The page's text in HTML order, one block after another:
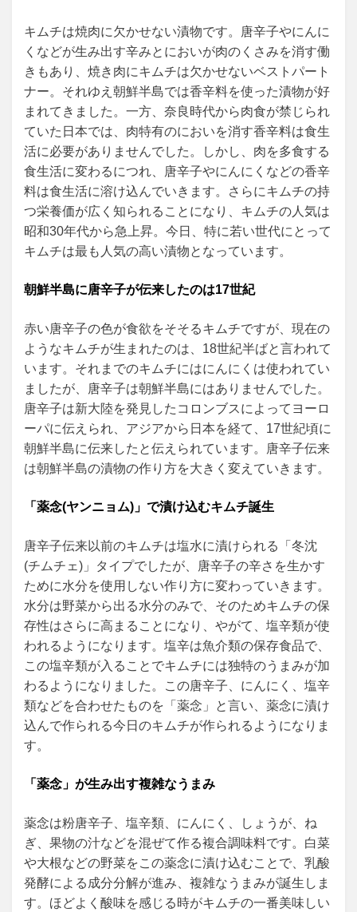
キムチは焼肉に欠かせない漬物です。唐辛子やにんに
くなどが生み出す辛みとにおいが肉のくさみを消す働
きもあり、焼き肉にキムチは欠かせないベストパート
ナー。それゆえ朝鮮半島では香辛料を使った漬物が好
まれてきました。一方、奈良時代から肉食が禁じられ
ていた日本では、肉特有のにおいを消す香辛料は食生
活に必要がありませんでした。しかし、肉を多食する
食生活に変わるにつれ、唐辛子やにんにくなどの香辛
料は食生活に溶け込んでいきます。さらにキムチの持
つ栄養価が広く知られることになり、キムチの人気は
昭和30年代から急上昇。今日、特に若い世代にとって
キムチは最も人気の高い漬物となっています。
朝鮮半島に唐辛子が伝来したのは17世紀
赤い唐辛子の色が食欲をそそるキムチですが、現在の
ようなキムチが生まれたのは、18世紀半ばと言われて
います。それまでのキムチにはにんにくは使われてい
ましたが、唐辛子は朝鮮半島にはありませんでした。
唐辛子は新大陸を発見したコロンブスによってヨーロ
ーパに伝えられ、アジアから日本を経て、17世紀頃に
朝鮮半島に伝来したと伝えられています。唐辛子伝来
は朝鮮半島の漬物の作り方を大きく変えていきます。
「薬念(ヤンニョム)」で漬け込むキムチ誕生
唐辛子伝来以前のキムチは塩水に漬けられる「冬沈
(チムチェ)」タイプでしたが、唐辛子の辛さを生かす
ために水分を使用しない作り方に変わっていきます。
水分は野菜から出る水分のみで、そのためキムチの保
存性はさらに高まることになり、やがて、塩辛類が使
われるようになります。塩辛は魚介類の保存食品で、
この塩辛類が入ることでキムチには独特のうまみが加
わるようになりました。この唐辛子、にんにく、塩辛
類などを合わせたものを「薬念」と言い、薬念に漬け
込んで作られる今日のキムチが作られるようになりま
す。
「薬念」が生み出す複雑なうまみ
薬念は粉唐辛子、塩辛類、にんにく、しょうが、ね
ぎ、果物の汁などを混ぜて作る複合調味料です。白菜
や大根などの野菜をこの薬念に漬け込むことで、乳酸
発酵による成分分解が進み、複雑なうまみが誕生しま
す。ほどよく酸味を感じる時がキムチの一番美味しい